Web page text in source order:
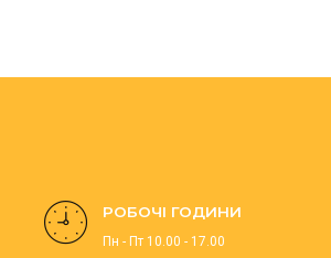
РОБОЧІ ГОДИНИ
Пн - Пт 10.00 - 17.00